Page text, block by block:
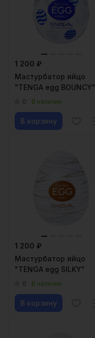
1 200 ₽
Мастурбатор яйцо
"TENGA egg BOUNCY"
0 В наличии
В корзину
1 200 ₽
Мастурбатор яйцо
"TENGA egg SILKY"
0 В наличии
В корзину